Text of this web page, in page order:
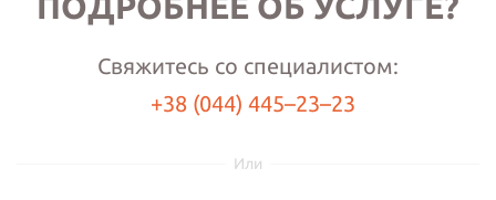
Свяжитесь со специалистом:
+38 (044) 445–23–23
Или